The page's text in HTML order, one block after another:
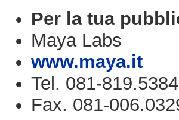
Per la tua
Maya Labs
www.maya.it
Tel. 081-819.5384
Fax. 081-